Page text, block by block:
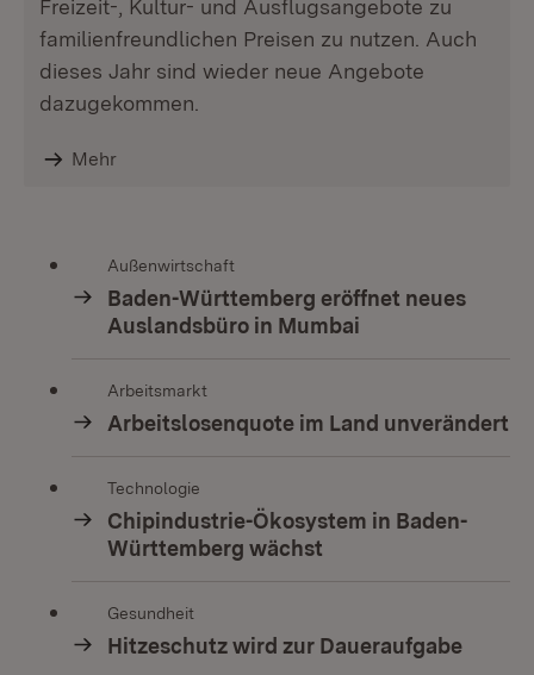
Freizeit-, Kultur- und Ausflugsangebote zu
familienfreundlichen Preisen zu nutzen. Auch
dieses Jahr sind wieder neue Angebote
dazugekommen.
Mehr
Außenwirtschaft
Baden-Württemberg eröffnet neues
Auslandsbüro in Mumbai
Arbeitsmarkt
Arbeitslosenquote im Land unverändert
Technologie
Chipindustrie-Ökosystem in Baden-
Württemberg wächst
Gesundheit
Hitzeschutz wird zur Daueraufgabe